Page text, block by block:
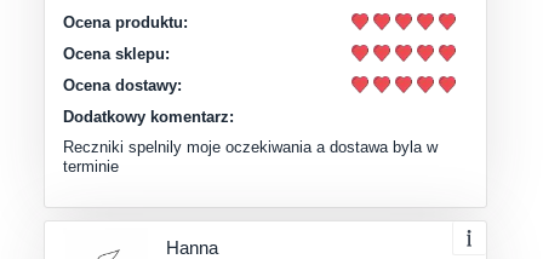
Ocena produktu:
Ocena sklepu:
Ocena dostawy:
Dodatkowy komentarz:
Reczniki spelnily moje oczekiwania a dostawa byla w
terminie
Hanna